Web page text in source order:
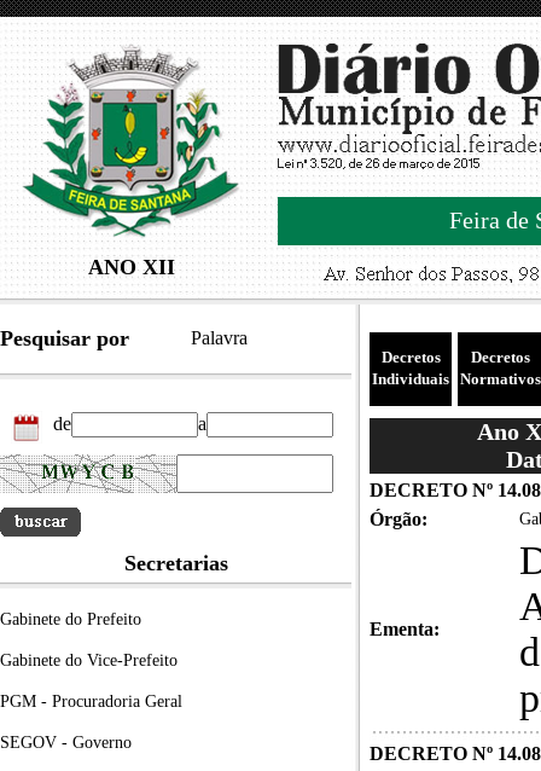
ANO XII
Feira de
Pesquisar por Palavra
de a
Secretarias
Gabinete do Prefeito
Gabinete do Vice-Prefeito
PGM - Procuradoria Geral
SEGOV - Governo
Decretos
Individuais
Decretos
Normativos
Ano
DECRETO Nº
Órgão:
Ementa:
DECRETO Nº